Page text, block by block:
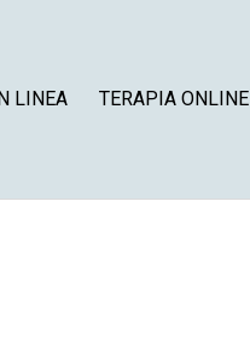
LINEA TERAPIA ONLINE